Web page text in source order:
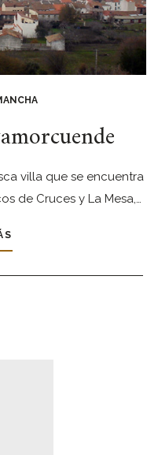
villa que se encuentra
de Cruces y La Mesa,…